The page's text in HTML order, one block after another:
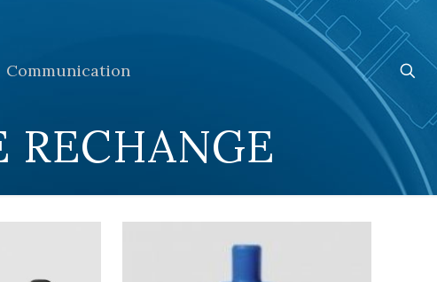
Communication
RECHANGE